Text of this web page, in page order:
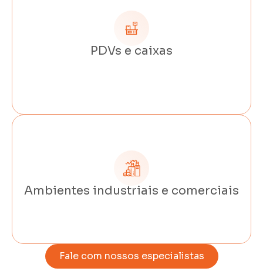
PDVs e caixas
Ambientes industriais e comerciais
Fale com nossos especialistas